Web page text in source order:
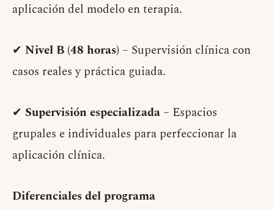
aplicación del modelo en terapia.
✔ Nivel B (48 horas) – Supervisión clínica con
casos reales y práctica guiada.
✔ Supervisión especializada – Espacios
grupales e individuales para perfeccionar la
aplicación clínica.
Diferenciales del programa